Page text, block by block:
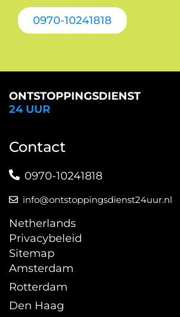
0970-10241818
ONTSTOPPINGSDIENST
24 UUR
Contact
0970-10241818
info@ontstoppingsdienst24uur.nl
Netherlands
Privacybeleid
Sitemap
Amsterdam
Rotterdam
Den Haag